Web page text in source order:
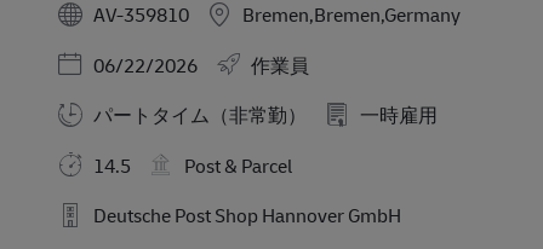
AV-359810
Bremen,Bremen,Germany
Posted Date
06/22/2026
作業員
パートタイム（非常勤）
一時雇用
14.5
Post & Parcel
Deutsche Post Shop Hannover GmbH